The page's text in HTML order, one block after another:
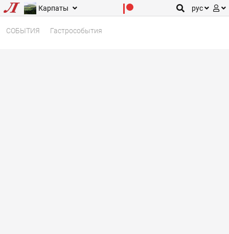
Карпаты рус
СОБЫТИЯ Гастрособытия